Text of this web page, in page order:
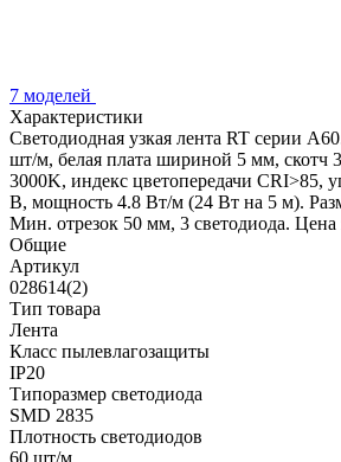
7 моделей
Характеристики
Светодиодная узкая лента RT серии
шт/м, белая плата шириной 5 мм,
3000K, индекс цветопередачи CRI>85,
В, мощность 4.8 Вт/м (24 Вт на 5 м).
Мин. отрезок 50 мм, 3 светодиода. Цена
Общие
Артикул
028614(2)
Тип товара
Лента
Класс пылевлагозащиты
IP20
Типоразмер светодиода
SMD 2835
Плотность светодиодов
60 шт/м